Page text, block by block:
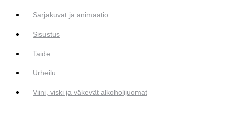
Sarjakuvat ja animaatio
Sisustus
Taide
Urheilu
Viini, viski ja väkevät alkoholijuomat